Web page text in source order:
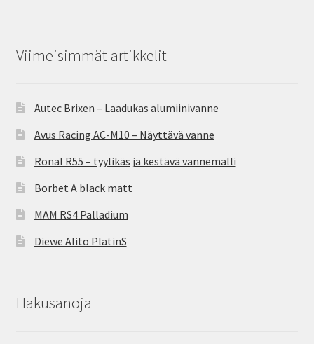
Viimeisimmät artikkelit
Autec Brixen – Laadukas alumiinivanne
Avus Racing AC-M10 – Näyttävä vanne
Ronal R55 – tyylikäs ja kestävä vannemalli
Borbet A black matt
MAM RS4 Palladium
Diewe Alito PlatinS
Hakusanoja